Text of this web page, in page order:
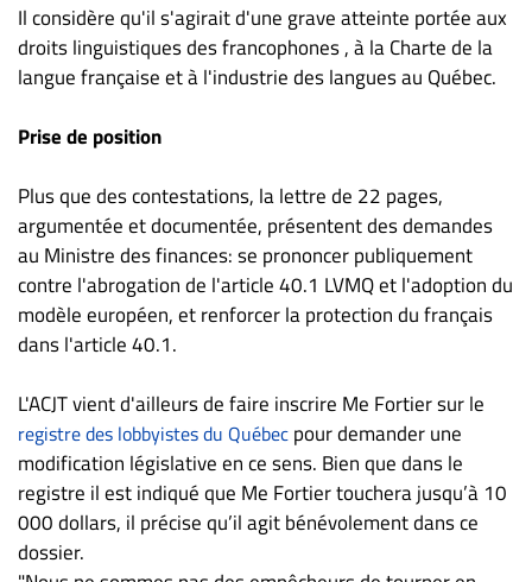
Il considère qu'il s'agirait d'une grave atteinte portée aux
droits linguistiques des francophones , à la Charte de la
langue française et à l'industrie des langues au Québec.
Prise de position
Plus que des contestations, la lettre de 22 pages,
argumentée et documentée, présentent des demandes
au Ministre des finances: se prononcer publiquement
contre l'abrogation de l'article 40.1 LVMQ et l'adoption du
modèle européen, et renforcer la protection du français
dans l'article 40.1.
L'ACJT vient d'ailleurs de faire inscrire Me Fortier sur le
registre des lobbyistes du Québec pour demander une
modification législative en ce sens. Bien que dans le
registre il est indiqué que Me Fortier touchera jusqu’à 10
000 dollars, il précise qu’il agit bénévolement dans ce
dossier.